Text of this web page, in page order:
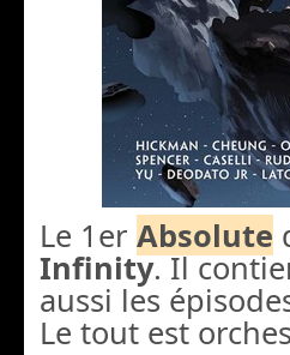
Le 1er Absolute
Infinity. Il
aussi les
Le tout est